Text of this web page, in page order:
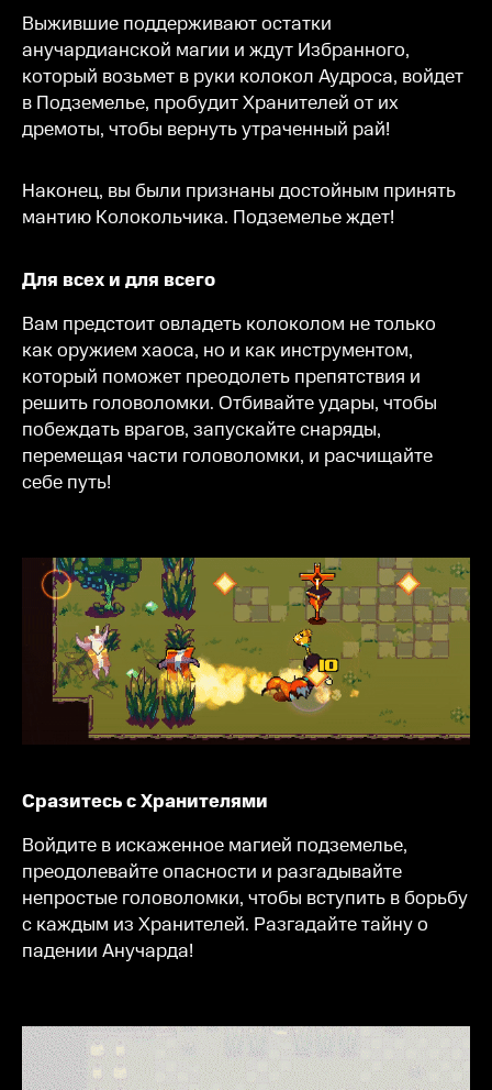
Выжившие поддерживают остатки
анучардианской магии и ждут Избранного,
который возьмет в руки колокол Аудроса, войдет
в Подземелье, пробудит Хранителей от их
дремоты, чтобы вернуть утраченный рай!
Наконец, вы были признаны достойным принять
мантию Колокольчика. Подземелье ждет!
Для всех и для всего
Вам предстоит овладеть колоколом не только
как оружием хаоса, но и как инструментом,
который поможет преодолеть препятствия и
решить головоломки. Отбивайте удары, чтобы
побеждать врагов, запускайте снаряды,
перемещая части головоломки, и расчищайте
себе путь!
Сразитесь с Хранителями
Войдите в искаженное магией подземелье,
преодолевайте опасности и разгадывайте
непростые головоломки, чтобы вступить в борьбу
с каждым из Хранителей. Разгадайте тайну о
падении Анучарда!